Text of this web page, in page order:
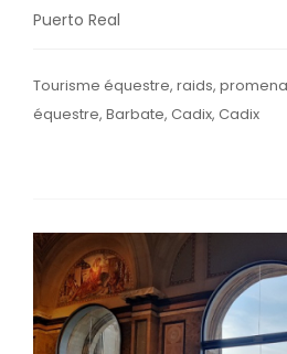
Puerto Real
Tourisme équestre, raids,
équestre, Barbate, Cadix, Cadix